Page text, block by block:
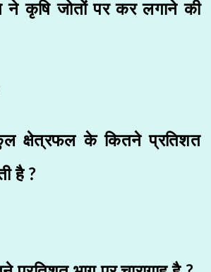
ने कृषि जोतों पर कर लगाने की
क्षेत्रफल के कितने प्रतिशत
है ?